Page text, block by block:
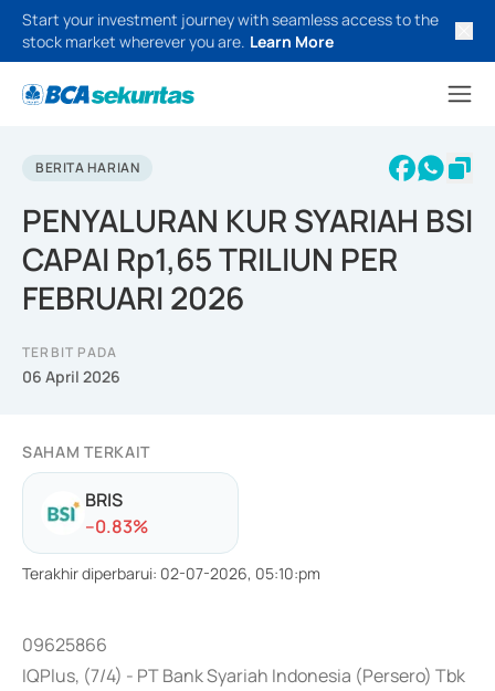
Start your investment journey with seamless access to the
stock market wherever you are. Learn More
BERITA HARIAN
PENYALURAN KUR SYARIAH BSI
CAPAI Rp1,65 TRILIUN PER
FEBRUARI 2026
TERBIT PADA
06 April 2026
SAHAM TERKAIT
BRIS
--0.83%
Terakhir diperbarui: 02-07-2026, 05:10:pm
09625866
IQPlus, (7/4) - PT Bank Syariah Indonesia (Persero) Tbk